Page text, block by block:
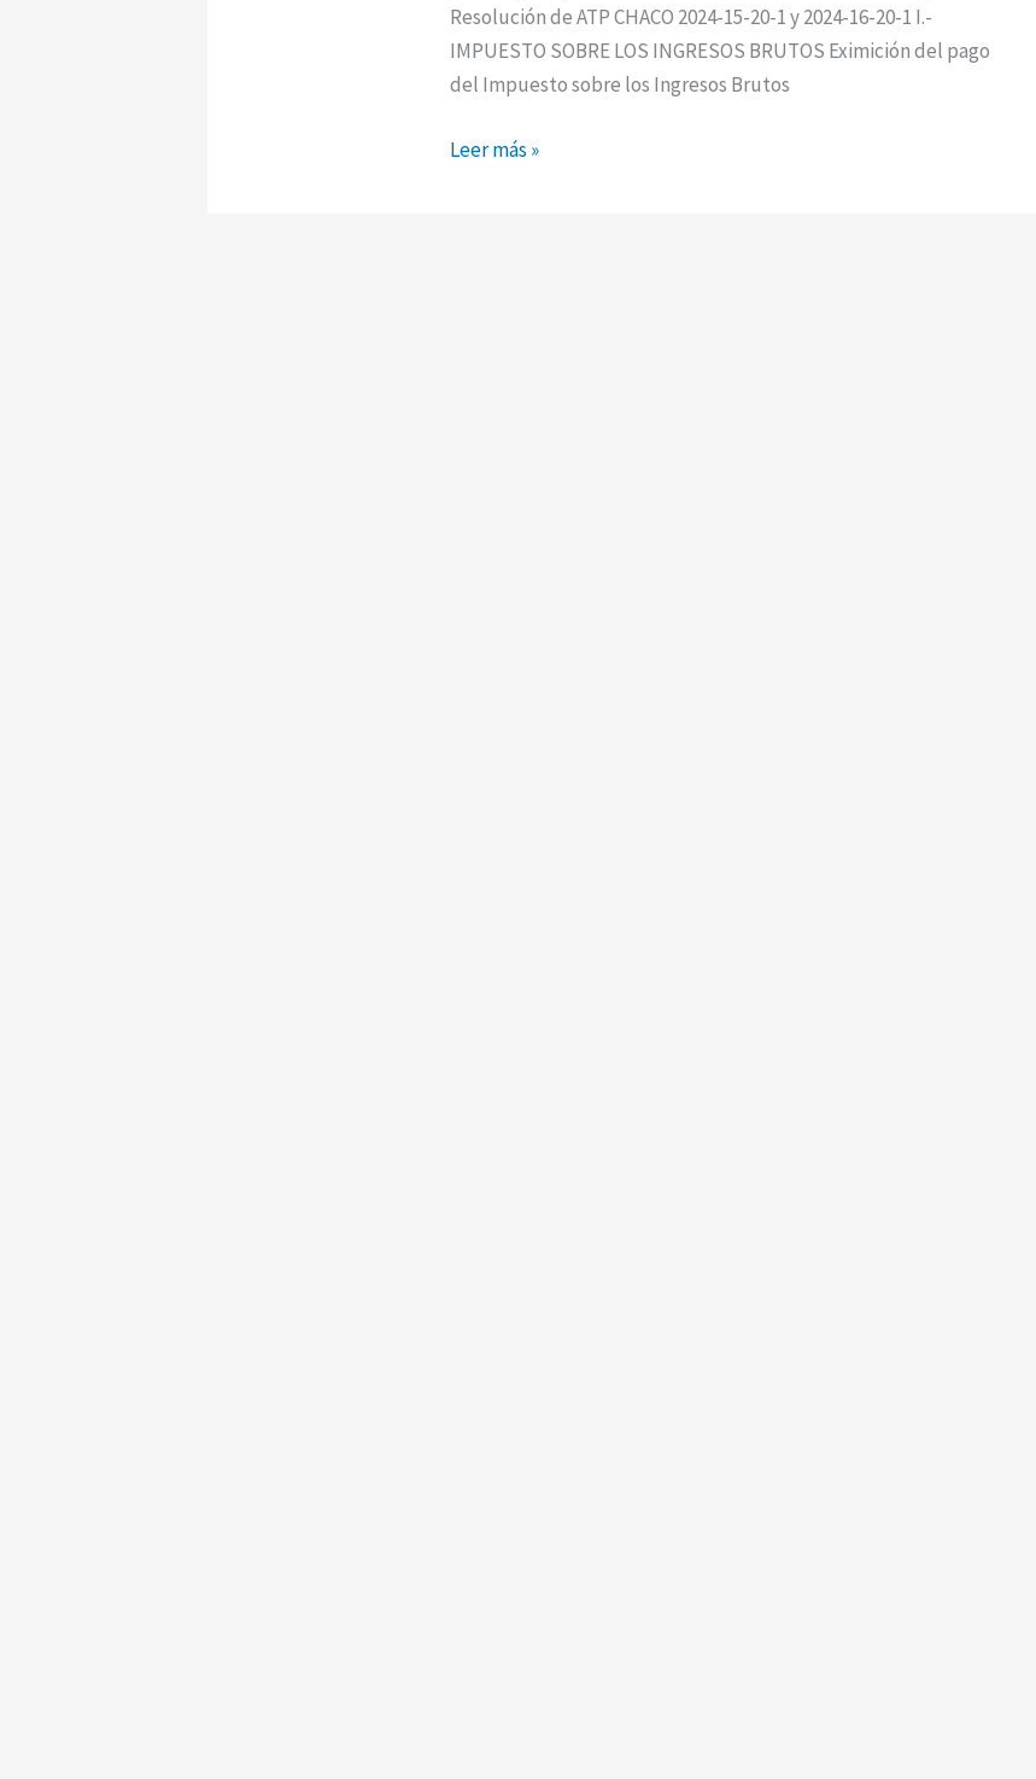
Resolución de ATP CHACO 2024-15-20-1 y 2024-16-20-1 I.-
IMPUESTO SOBRE LOS INGRESOS BRUTOS Eximición del pago
del Impuesto sobre los Ingresos Brutos
Leer más »